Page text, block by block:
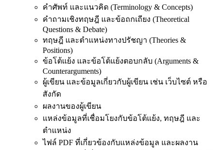
คำศัพท์ และแนวคิด (Terminology & Concepts)
คำถามเชิงทฤษฎี และข้อถกเถียง (Theoretical
Questions & Debate)
ทฤษฎี และตำแหน่งทางปรัชญา (Theories &
Positions)
ข้อโต้แย้ง และข้อโต้แย้งตอบกลับ (Arguments &
Counterarguments)
ผู้เขียน และข้อมูลเกี่ยวกับผู้เขียน เช่น เว็บไซต์ หรือ
สังกัด
ผลงานของผู้เขียน
แหล่งข้อมูลที่เชื่อมโยงกับข้อโต้แย้ง, ทฤษฎี และ
ตำแหน่ง
ไฟล์ PDF ที่เกี่ยวข้องกับแหล่งข้อมูล และผลงาน